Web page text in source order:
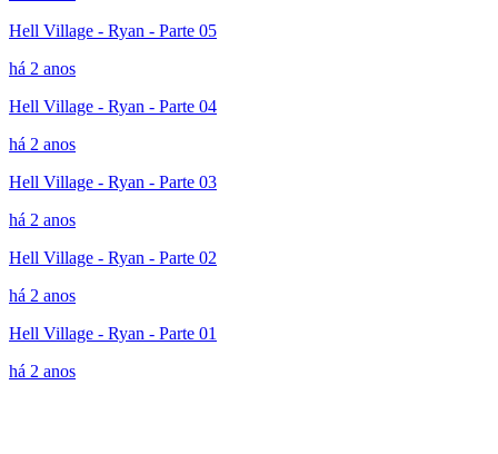
Hell Village - Ryan - Parte 05
há 2 anos
Hell Village - Ryan - Parte 04
há 2 anos
Hell Village - Ryan - Parte 03
há 2 anos
Hell Village - Ryan - Parte 02
há 2 anos
Hell Village - Ryan - Parte 01
há 2 anos